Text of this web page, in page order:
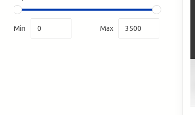
Min Max